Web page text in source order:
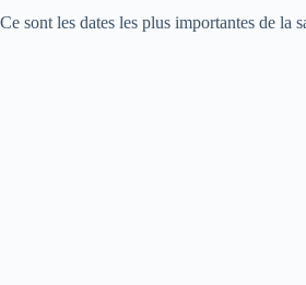
Ce sont les dates les plus importantes de la